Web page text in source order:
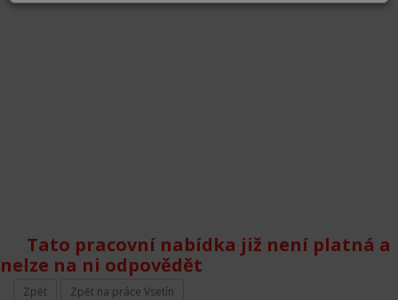
Tato pracovní nabídka již není platná a
nelze na ni odpovědět
Zpět Zpět na práce Vsetín